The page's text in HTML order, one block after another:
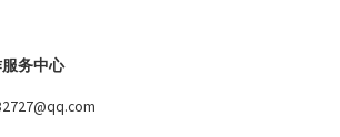
务中心